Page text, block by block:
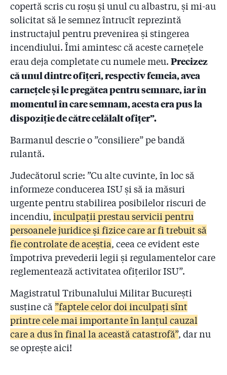
copertă scris cu roșu și unul cu albastru, și mi-au
solicitat să le semnez întrucît reprezintă
instructajul pentru prevenirea și stingerea
incendiului. Îmi amintesc că aceste carnețele
erau deja completate cu numele meu. Precizez
că unul dintre ofițeri, respectiv femeia, avea
carnețele și le pregătea pentru semnare, iar în
momentul în care semnam, acesta era pus la
dispoziție de către celălalt ofițer”.
Barmanul descrie o ”consiliere” pe bandă
rulantă.
Judecătorul scrie: ”Cu alte cuvinte, în loc să
informeze conducerea ISU și să ia măsuri
urgente pentru stabilirea posibilelor riscuri de
incendiu, inculpații prestau servicii pentru
persoanele juridice și fizice care ar fi trebuit să
fie controlate de aceștia, ceea ce evident este
împotriva prevederii legii și regulamentelor care
reglementează activitatea ofițerilor ISU”.
Magistratul Tribunalului Militar București
susține că ”faptele celor doi inculpați sînt
printre cele mai importante în lanțul cauzal
care a dus în final la această catastrofă”, dar nu
se oprește aici!